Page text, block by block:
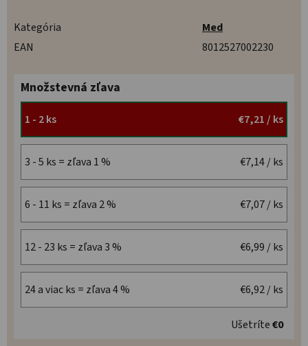
Kategória
Med
EAN
8012527002230
Množstevná zľava
1 - 2 ks €7,21 / ks
3 - 5 ks = zľava 1 % €7,14/ ks
6 - 11 ks = zľava 2 % €7,07/ ks
12 - 23 ks = zľava 3 % €6,99 / ks
24 a viac ks = zľava 4 % €6,92/ ks
Ušetríte€0